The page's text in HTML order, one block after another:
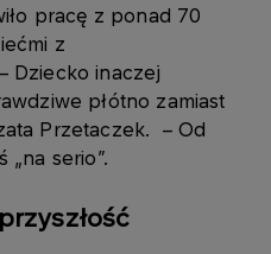
pracę z ponad 70
z
Dziecko inaczej
płótno zamiast
Przetaczek. – Od
serio”.